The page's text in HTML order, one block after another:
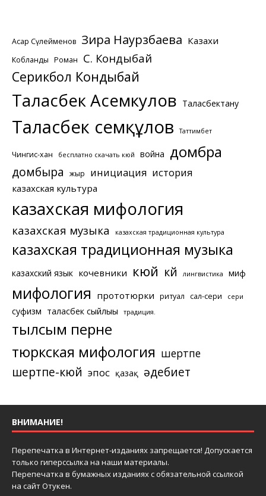
Асқар Сүлейменов Зира Наурзбаева Казахи
Кобланды Роман С. Кондыбай
Серикбол Кондыбай
Таласбек Асемкулов Таласбектану
Таласбек Әсемқұлов Таттимбет
Чингис-хан бесплатно скачать кюй война домбра
домбыра жыр инициация история
казахская культура
казахская мифология
казахская музыка казахская традиционная культура
казахская традиционная музыка
казахский язык кочевники кюй күй лингвистика миф
мифология прототюрки ритуал сал-сери сери
суфизм таласбек сыйлығы традиция.
тылсым перне
тюркская мифология шертпе
шертпе-кюй эпос қазақ әдебиет
ВНИМАНИЕ!
Перепечатка в Интернет-изданиях запрещается! Допускается
только гиперссылка на наши материалы.
Перепечатка в бумажных изданиях с обязательной ссылкой
на сайт Отукен.